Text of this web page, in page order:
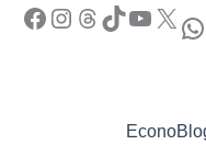
Facebook Instagram Threads TikTok YouTube X WhatsApp